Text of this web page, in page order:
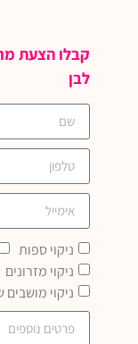
קבלו הצעת
לבן
ניקוי ספות
ניקוי מזרונים
ניקוי